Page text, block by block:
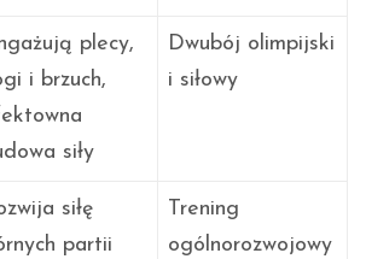
plecy,
i brzuch,
siły
Dwubój olimpijski
i siłowy
siłę
partii
Trening
ogólnorozwojowy